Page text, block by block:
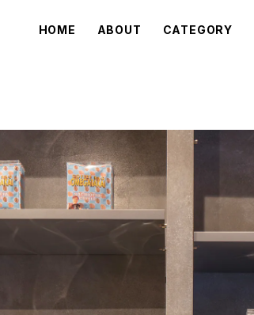
HOME ABOUT CATEGORY